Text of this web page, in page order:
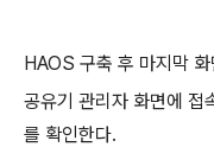
HAOS 구축 후 마지막
공유기 관리자 화면에 접
를 확인한다.